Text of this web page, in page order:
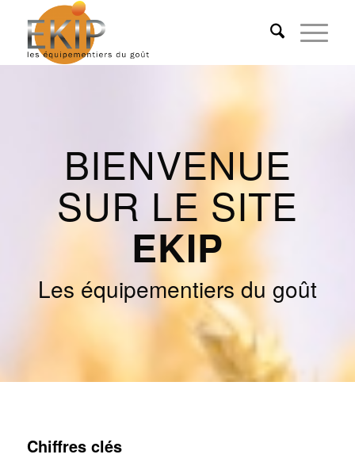
BIENVENUE
SUR LE SITE
EKIP
Les équipementiers du goût
Chiffres clés